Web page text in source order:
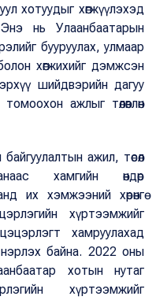
хотуудыг хөгжүүлэхэд
нь Улаанбаатарын
бууруулах, улмаар
хөгжихийг дэмжсэн
шийдвэрийн дагуу
ажлыг төлөвлөн
байгуулалтын ажил, төсөл
хамгийн өндөр
их хэмжээний хөрөнгө
хүртээмжийг
хамруулахад
нэрлэх байна. 2022 оны
хотын нутаг
хүртээмжийг